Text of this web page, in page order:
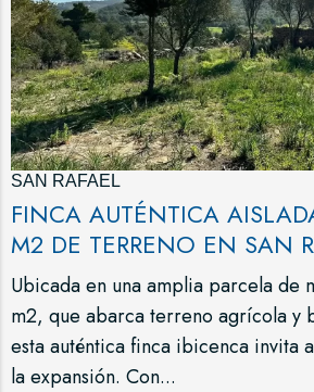
SAN RAFAEL
FINCA AUTÉNTICA
M2 DE TERRENO EN SAN
Ubicada en una amplia parcela de
m2, que abarca terreno agrícola y
esta auténtica finca ibicenca invita
la expansión. Con...